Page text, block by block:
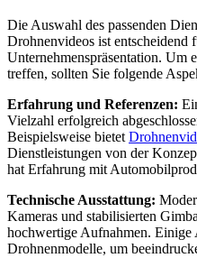
Die Auswahl des passenden
Drohnenvideos ist entscheidend
Unternehmenspräsentation. Um
treffen, sollten Sie folgende
Erfahrung und Referenzen:
Vielzahl erfolgreich
Beispielsweise bietet
Dienstleistungen von der
hat Erfahrung mit
Technische Ausstattung:
Kameras und stabilisierten
hochwertige Aufnahmen. Einige
Drohnenmodelle, um